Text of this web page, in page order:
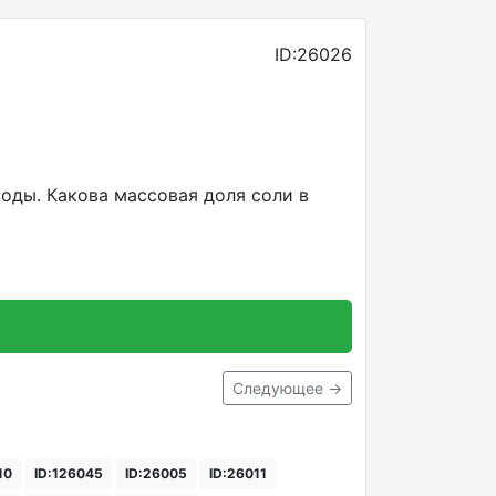
ID:26026
Какова массовая доля соли в
Следующее →
ID:126045 ID:26005 ID:26011